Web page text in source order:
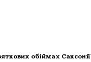
обіймах Саксонії